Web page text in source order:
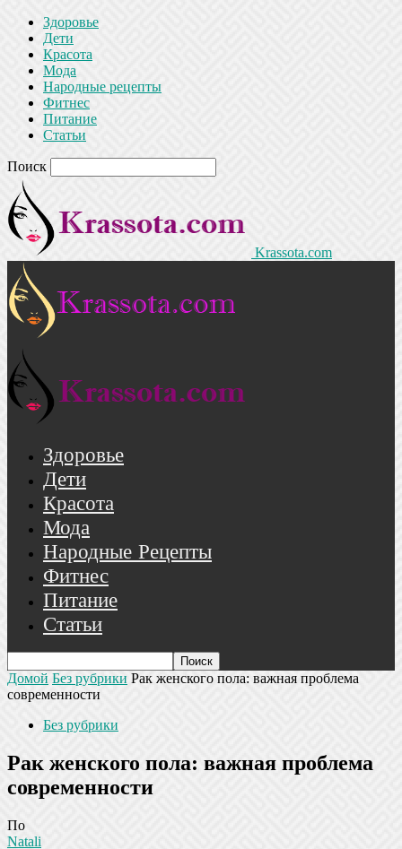
Здоровье
Дети
Красота
Мода
Народные рецепты
Фитнес
Питание
Статьи
Поиск
Krassota.com
Здоровье
Дети
Красота
Мода
Народные Рецепты
Фитнес
Питание
Статьи
Домой Без рубрики Рак женского пола: важная проблема
современности
Без рубрики
Рак женского пола: важная проблема
современности
По
Natali